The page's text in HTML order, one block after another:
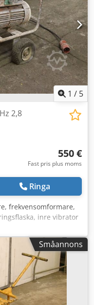
1 / 5
2,8
550 €
Fast pris plus moms
Ringa
frekvensomformare,
inre vibrator
42 V -Frekvens:
74 kg Codpfxoc Nfd
Småannons